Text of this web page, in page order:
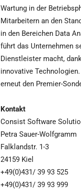
Wartung in der
Mitarbeitern an den
in den Bereichen Data
führt das Unternehmen
Dienstleister macht,
innovative
erneut den Premier-
Kontakt
Consist Software
Petra Sauer-Wolfgramm
Falklandstr. 1-3
24159 Kiel
+49(0)431/ 39 93 525
+49(0)431/ 39 93 999